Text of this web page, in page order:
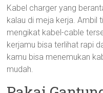
Kabel charger yang
kalau di meja kerja. Ambil
mengikat kabel-cable
kerjamu bisa terlihat rapi
kamu bisa menemukan
mudah.